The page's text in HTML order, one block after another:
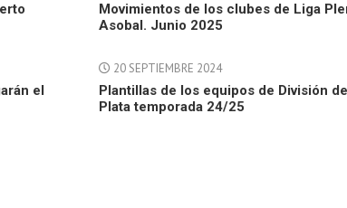
Movimientos de los clubes de Liga
Asobal. Junio 2025
el
20 SEPTIEMBRE 2024
Plantillas de los equipos de División
Plata temporada 24/25